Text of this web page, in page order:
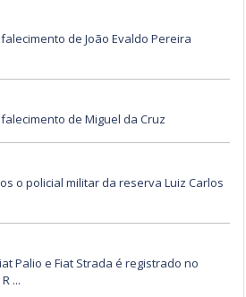
de João Evaldo Pereira
de Miguel da Cruz
o policial militar da reserva Luiz Carlos
Palio e Fiat Strada é registrado no
...